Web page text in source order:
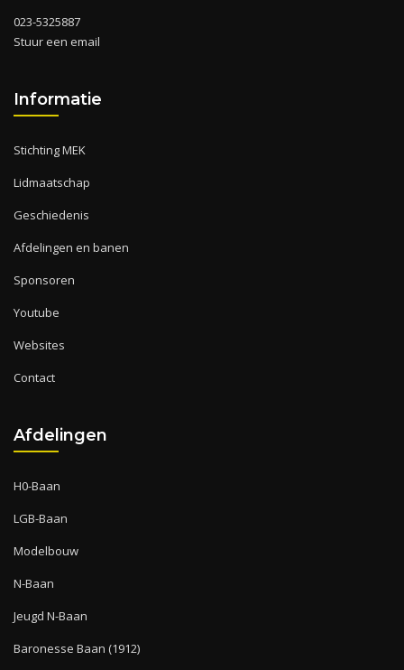
023-5325887
Stuur een email
Informatie
Stichting MEK
Lidmaatschap
Geschiedenis
Afdelingen en banen
Sponsoren
Youtube
Websites
Contact
Afdelingen
H0-Baan
LGB-Baan
Modelbouw
N-Baan
Jeugd N-Baan
Baronesse Baan (1912)